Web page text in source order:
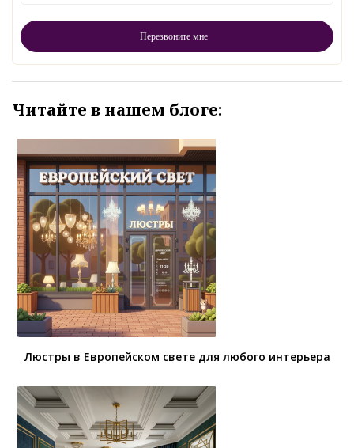
Читайте в нашем блоге:
Люстры в Европейском свете для любого интерьера